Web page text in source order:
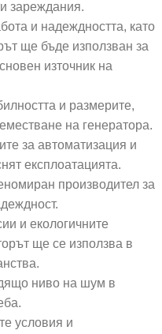
зареждания.
и надеждността, като
ще бъде използван за
източник на
и размерите,
на генератора.
за автоматизация и
експлоатацията.
производител за
и екологичните
ще се използва в
ниво на шум в
условия и